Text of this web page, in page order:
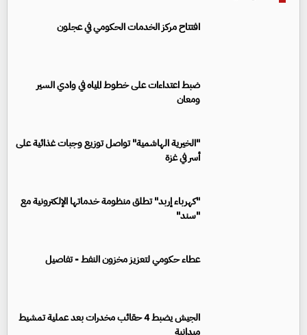
افتتاح مركز الخدمات الحكومي في عجلون
ضبط اعتداءات على خطوط المياه في وادي السير
ومعان
"الخيرية الهاشمية" تواصل توزيع وجبات غذائية على
أسر في غزة
"كهرباء إربد" تطلق منظومة خدماتها الإلكترونية مع
"سند"
عطاء حكومي لتعزيز مخزون النفط - تفاصيل
الجيش يضبط 4 حقائب مخدرات بعد عملية تمشيط
ميدانية